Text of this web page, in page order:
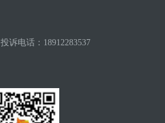
投诉电话：18912283537